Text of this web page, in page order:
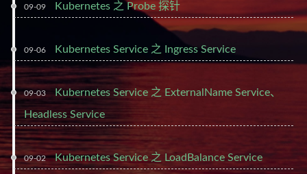
09-09 Kubernetes 之 Probe 探针
09-06 Kubernetes Service 之 Ingress Service
09-03
Kubernetes Service 之 ExternalName Service、
Headless Service
09-02 Kubernetes Service 之 LoadBalance Service